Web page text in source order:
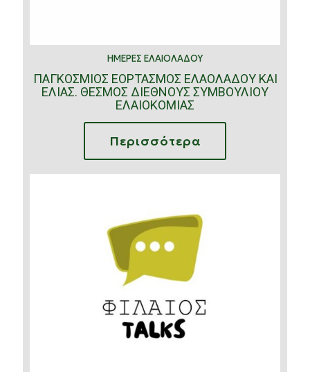
ΗΜΕΡΕΣ ΕΛΑΙΟΛΑΔΟΥ
ΠΑΓΚΟΣΜΙΟΣ ΕΟΡΤΑΣΜΟΣ ΕΛΑΟΛΑΔΟΥ ΚΑΙ
ΕΛΙΑΣ. ΘΕΣΜΟΣ ΔΙΕΘΝΟΥΣ ΣΥΜΒΟΥΛΙΟΥ
ΕΛΑΙΟΚΟΜΙΑΣ
Περισσότερα